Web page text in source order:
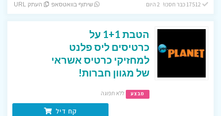
שיתוף בוואטסאפ העתק URL
הטבת 1+1 על
כרטיסים ליס פלנט
למחזיקי כרטיס אשראי
של מגוון חברות!
מבצע ללא תפוגה
קח דיל